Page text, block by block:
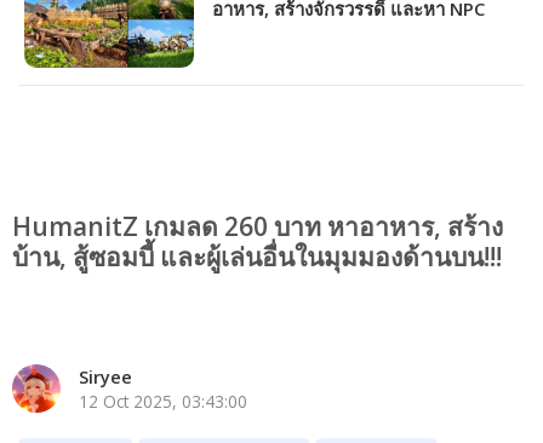
อาหาร, สร้างจักรวรรดิ์ และหา NPC
HumanitZ เกมลด 260 บาท หาอาหาร, สร้าง
บ้าน, สู้ซอมบี้ และผู้เล่นอื่นในมุมมองด้านบน!!!
Siryee
12 Oct 2025, 03:43:00